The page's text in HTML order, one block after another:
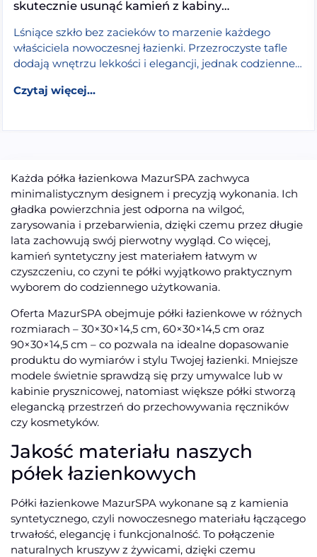
in będzie najlepsza? Wybór szkła, grubości w mm i
skutecznie usunąć kamień z kabiny
Lśniące szkło bez zacieków to marzenie każdego
właściciela nowoczesnej łazienki. Przezroczyste tafle
dodają wnętrzu lekkości i elegancji, jednak codzienne
Czytaj dalej >from Lśniące szkło bez zacieków: Czym
Czytaj więcej...
Każda półka łazienkowa MazurSPA zachwyca
minimalistycznym designem i precyzją wykonania. Ich
gładka powierzchnia jest odporna na wilgoć,
zarysowania i przebarwienia, dzięki czemu przez długie
lata zachowują swój pierwotny wygląd. Co więcej,
kamień syntetyczny jest materiałem łatwym w
czyszczeniu, co czyni te półki wyjątkowo praktycznym
wyborem do codziennego użytkowania.
Oferta MazurSPA obejmuje półki łazienkowe w różnych
rozmiarach – 30×30×14,5 cm, 60×30×14,5 cm oraz
90×30×14,5 cm – co pozwala na idealne dopasowanie
produktu do wymiarów i stylu Twojej łazienki. Mniejsze
modele świetnie sprawdzą się przy umywalce lub w
kabinie prysznicowej, natomiast większe półki stworzą
elegancką przestrzeń do przechowywania ręczników
czy kosmetyków.
Jakość materiału naszych
półek łazienkowych
Półki łazienkowe MazurSPA wykonane są z kamienia
syntetycznego, czyli nowoczesnego materiału łączącego
trwałość, elegancję i funkcjonalność. To połączenie
naturalnych kruszyw z żywicami, dzięki czemu